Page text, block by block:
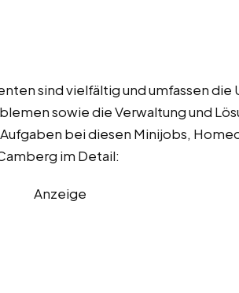
sind vielfältig und umfassen die
sowie die Verwaltung und
bei diesen Minijobs,
im Detail:
Anzeige